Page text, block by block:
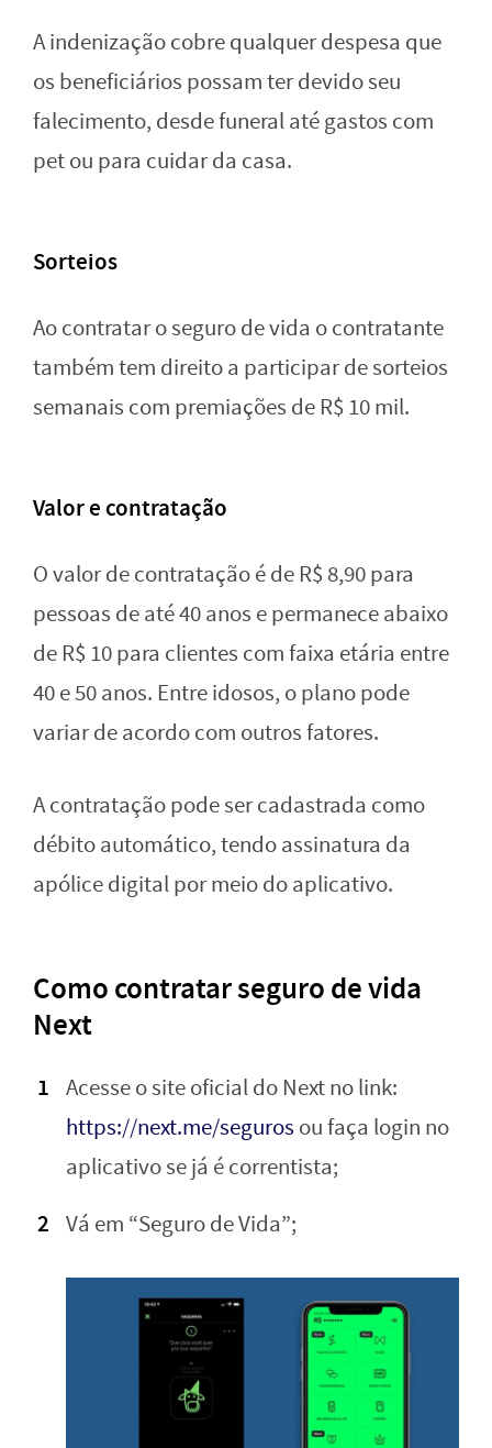
A indenização cobre qualquer despesa que
os beneficiários possam ter devido seu
falecimento, desde funeral até gastos com
pet ou para cuidar da casa.
Sorteios
Ao contratar o seguro de vida o contratante
também tem direito a participar de sorteios
semanais com premiações de R$ 10 mil.
Valor e contratação
O valor de contratação é de R$ 8,90 para
pessoas de até 40 anos e permanece abaixo
de R$ 10 para clientes com faixa etária entre
40 e 50 anos. Entre idosos, o plano pode
variar de acordo com outros fatores.
A contratação pode ser cadastrada como
débito automático, tendo assinatura da
apólice digital por meio do aplicativo.
Como contratar seguro de vida
Next
Acesse o site oficial do Next no link:
https://next.me/seguros ou faça login no
aplicativo se já é correntista;
Vá em “Seguro de Vida”;